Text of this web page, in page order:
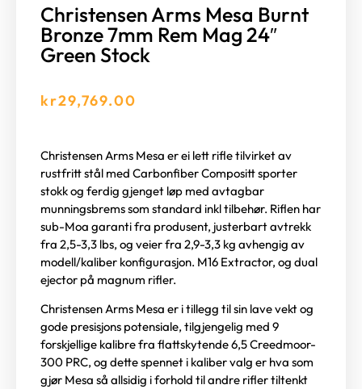
Christensen Arms Mesa Burnt
Bronze 7mm Rem Mag 24″
Green Stock
kr29,769.00
Christensen Arms Mesa er ei lett rifle tilvirket av
rustfritt stål med Carbonfiber Compositt sporter
stokk og ferdig gjenget løp med avtagbar
munningsbrems som standard inkl tilbehør. Riflen har
sub-Moa garanti fra produsent, justerbart avtrekk
fra 2,5-3,3 lbs, og veier fra 2,9-3,3 kg avhengig av
modell/kaliber konfigurasjon. M16 Extractor, og dual
ejector på magnum rifler.
Christensen Arms Mesa er i tillegg til sin lave vekt og
gode presisjons potensiale, tilgjengelig med 9
forskjellige kalibre fra flattskytende 6,5 Creedmoor-
300 PRC, og dette spennet i kaliber valg er hva som
gjør Mesa så allsidig i forhold til andre rifler tiltenkt